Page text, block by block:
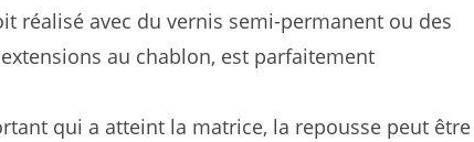
réalisé avec du vernis semi-permanent ou des
au chablon, est parfaitement
qui a atteint la matrice, la repousse peut être